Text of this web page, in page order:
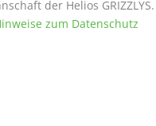
der Helios GRIZZLYS.
zum Datenschutz